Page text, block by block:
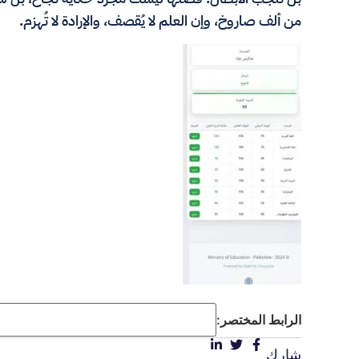
من ألف صاروخ، وإن العلم لا يُقصف، والإرادة لا تُهزم.
الرابط المختصر:
شارك